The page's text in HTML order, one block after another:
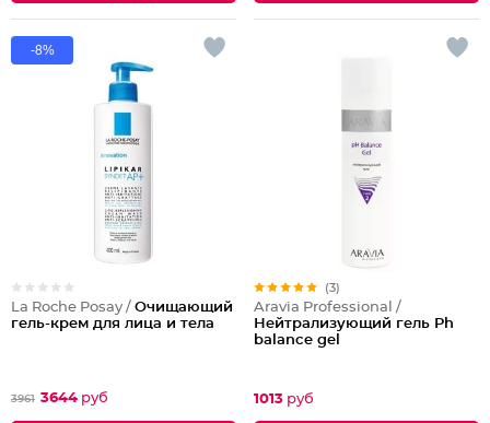
-8%
La Roche Posay / Очищающий
гель-крем для лица и тела
3961 3644 руб
(3)
Aravia Professional /
Нейтрализующий гель Ph
balance gel
1013 руб